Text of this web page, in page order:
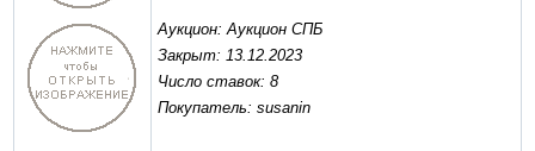
Аукцион: Аукцион СПБ
Закрыт: 13.12.2023
Число ставок: 8
Покупатель: susanin